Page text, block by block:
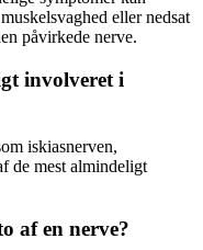
eller nedsat
påvirkede nerve.
involveret i
iskiasnerven,
de mest almindeligt
af en nerve?